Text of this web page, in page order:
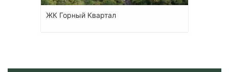
ЖК Горный Квартал